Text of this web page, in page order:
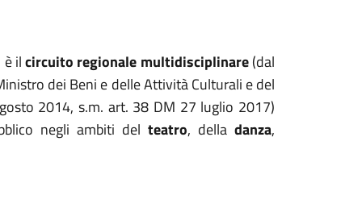
è ilcircuito regionale multidisciplinare(dal
dei Beni e delle Attività Culturali e del
2014, s.m. art. 38 DM 27 luglio 2017)
negli ambiti del teatro, della danza,